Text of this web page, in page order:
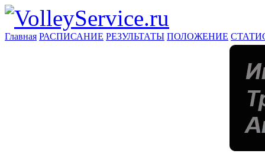
Главная РАСПИСАНИЕ РЕЗУЛЬТАТЫ ПОЛОЖЕНИЕ